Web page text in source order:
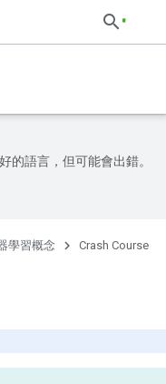
的語言，但可能會出錯。
學習概念 Crash Course